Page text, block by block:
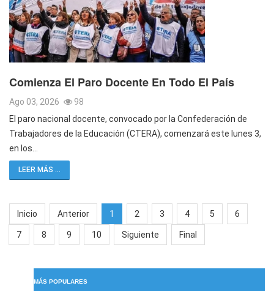
Comienza El Paro Docente En Todo El País
Ago 03, 2026
98
El paro nacional docente, convocado por la Confederación de
Trabajadores de la Educación (CTERA), comenzará este lunes 3,
en los…
LEER MÁS ...
Inicio Anterior 1 2 3 4 5 6
7 8 9 10 Siguiente Final
MÁS POPULARES